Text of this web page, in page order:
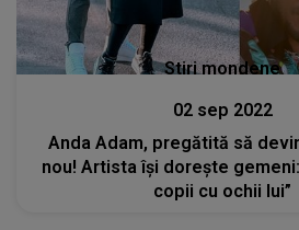
Stiri mondene
02 sep 2022
Anda Adam, pregătită să
nou! Artista își dorește
copii cu ochii lui”